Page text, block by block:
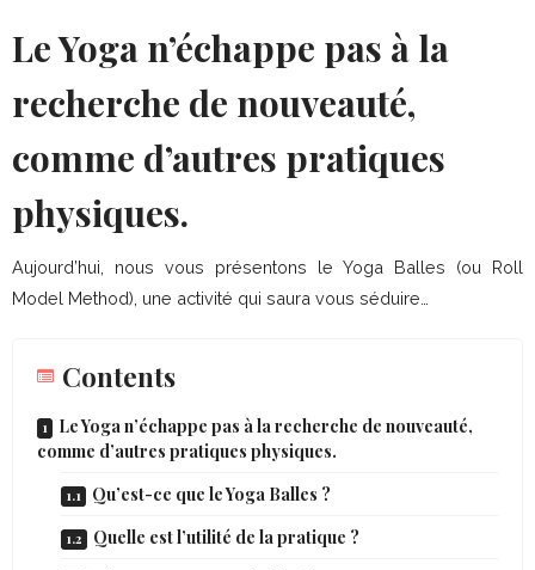
Le Yoga n’échappe pas à la
recherche de nouveauté,
comme d’autres pratiques
physiques.
Aujourd’hui, nous vous présentons le Yoga Balles (ou Roll
Model Method), une activité qui saura vous séduire…
Contents
Le Yoga n’échappe pas à la recherche de nouveauté,
comme d’autres pratiques physiques.
Qu’est-ce que le Yoga Balles ?
Quelle est l’utilité de la pratique ?